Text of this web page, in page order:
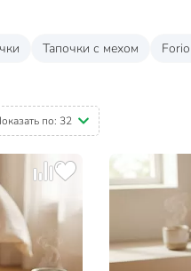
Тапочки с мехом
по: 32